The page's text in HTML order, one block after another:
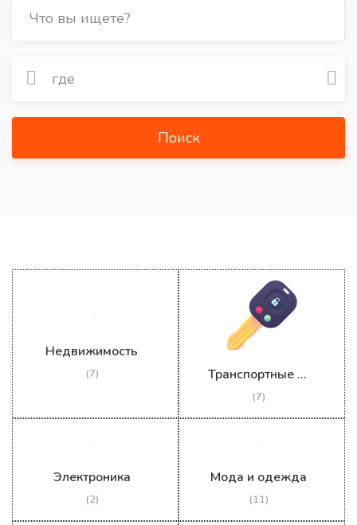
Поиск
Недвижимость
(7) Транспортные средства
(7)
Электроника
(2)
Мода и одежда
(11)